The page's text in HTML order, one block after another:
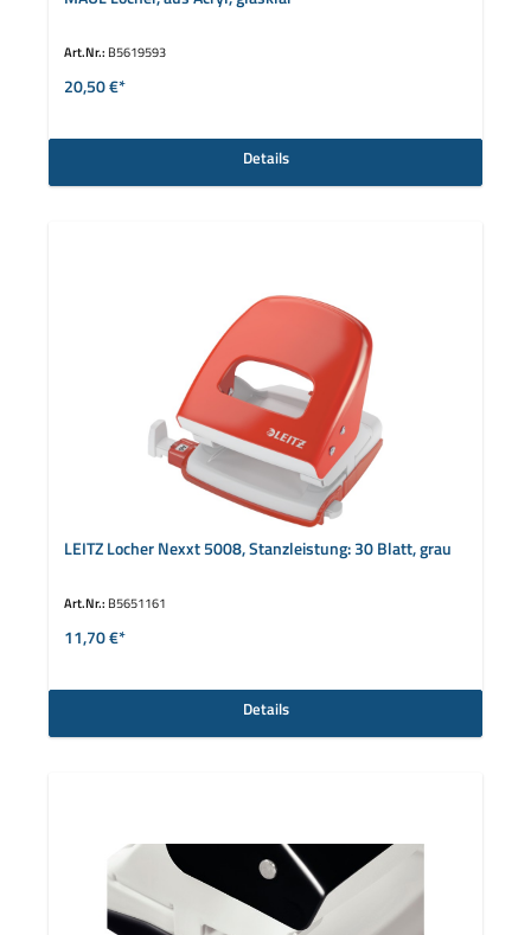
Art.Nr.: B5619593
20,50 €*
Details
LEITZ Locher Nexxt 5008, Stanzleistung: 30 Blatt, grau
Art.Nr.: B5651161
11,70 €*
Details